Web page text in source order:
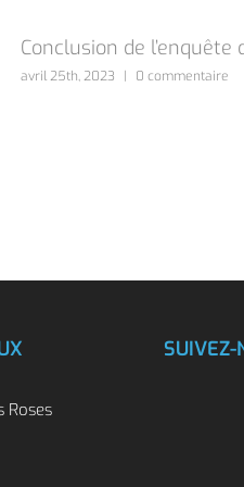
Conclusion de
avril 25th, 2023 | 0 commentaire
Roses
SUIVEZ-